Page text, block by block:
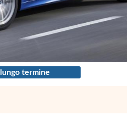
termine